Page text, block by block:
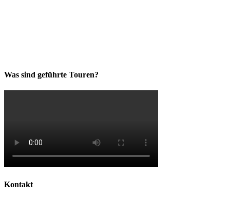
Was sind geführte Touren?
Kontakt